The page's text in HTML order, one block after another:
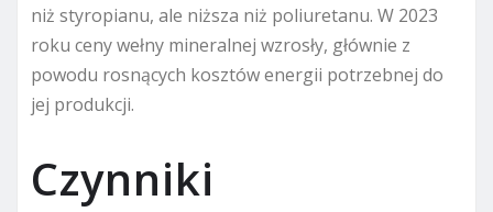
niż styropianu, ale niższa niż poliuretanu. W 2023
roku ceny wełny mineralnej wzrosły, głównie z
powodu rosnących kosztów energii potrzebnej do
jej produkcji.
Czynniki